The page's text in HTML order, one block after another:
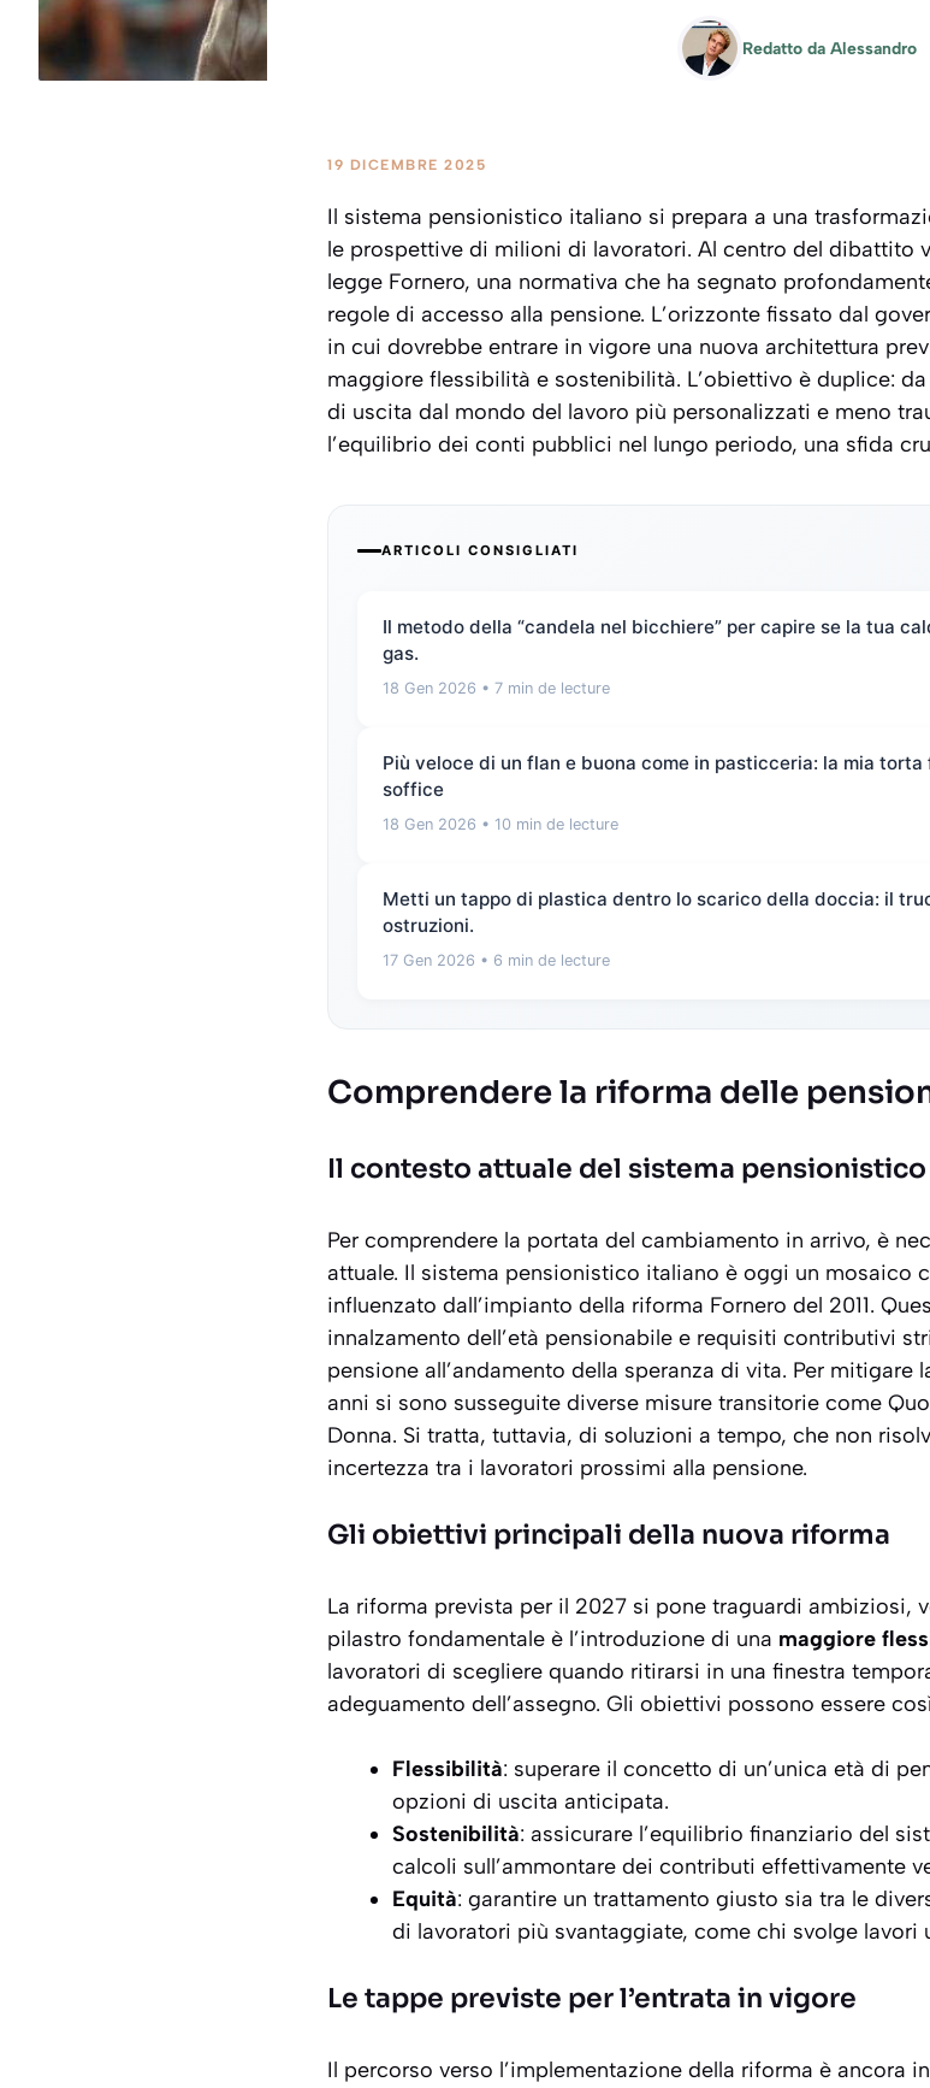
Redatto da Alessandro
19 DICEMBRE 2025
Il sistema pensionistico italiano si prepara a una
le prospettive di milioni di lavoratori. Al centro del dibattito
legge Fornero, una normativa che ha segnato
regole di accesso alla pensione. L’orizzonte fissato dal
in cui dovrebbe entrare in vigore una nuova architettura
maggiore flessibilità e sostenibilità. L’obiettivo è duplice:
di uscita dal mondo del lavoro più personalizzati e meno
l’equilibrio dei conti pubblici nel lungo periodo, una sfida
ARTICOLI CONSIGLIATI
Il metodo della “candela nel bicchiere” per capire se la tua
gas.
18 Gen 2026 • 7 min de lecture
Più veloce di un flan e buona come in pasticceria: la mia
soffice
18 Gen 2026 • 10 min de lecture
Metti un tappo di plastica dentro lo scarico della doccia: il
ostruzioni.
17 Gen 2026 • 6 min de lecture
Comprendere la riforma delle
Il contesto attuale del sistema
Per comprendere la portata del cambiamento in arrivo, è
attuale. Il sistema pensionistico italiano è oggi un mosaico
influenzato dall’impianto della riforma Fornero del 2011.
innalzamento dell’età pensionabile e requisiti contributivi
pensione all’andamento della speranza di vita. Per
anni si sono susseguite diverse misure transitorie come
Donna. Si tratta, tuttavia, di soluzioni a tempo, che non
incertezza tra i lavoratori prossimi alla pensione.
Gli obiettivi principali della nuova riforma
La riforma prevista per il 2027 si pone traguardi ambiziosi,
pilastro fondamentale è l’introduzione di una maggiore
lavoratori di scegliere quando ritirarsi in una finestra
adeguamento dell’assegno. Gli obiettivi possono essere
Flessibilità: superare il concetto di un’unica età di
opzioni di uscita anticipata.
Sostenibilità: assicurare l’equilibrio finanziario del
calcoli sull’ammontare dei contributi effettivamente
Equità: garantire un trattamento giusto sia tra le
di lavoratori più svantaggiate, come chi svolge lavori
Le tappe previste per l’entrata in vigore
Il percorso verso l’implementazione della riforma è ancora